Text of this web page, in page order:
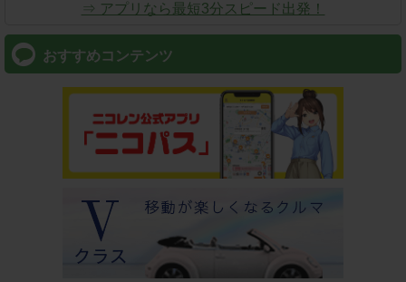
⇒ アプリなら最短3分スピード出発！
おすすめコンテンツ